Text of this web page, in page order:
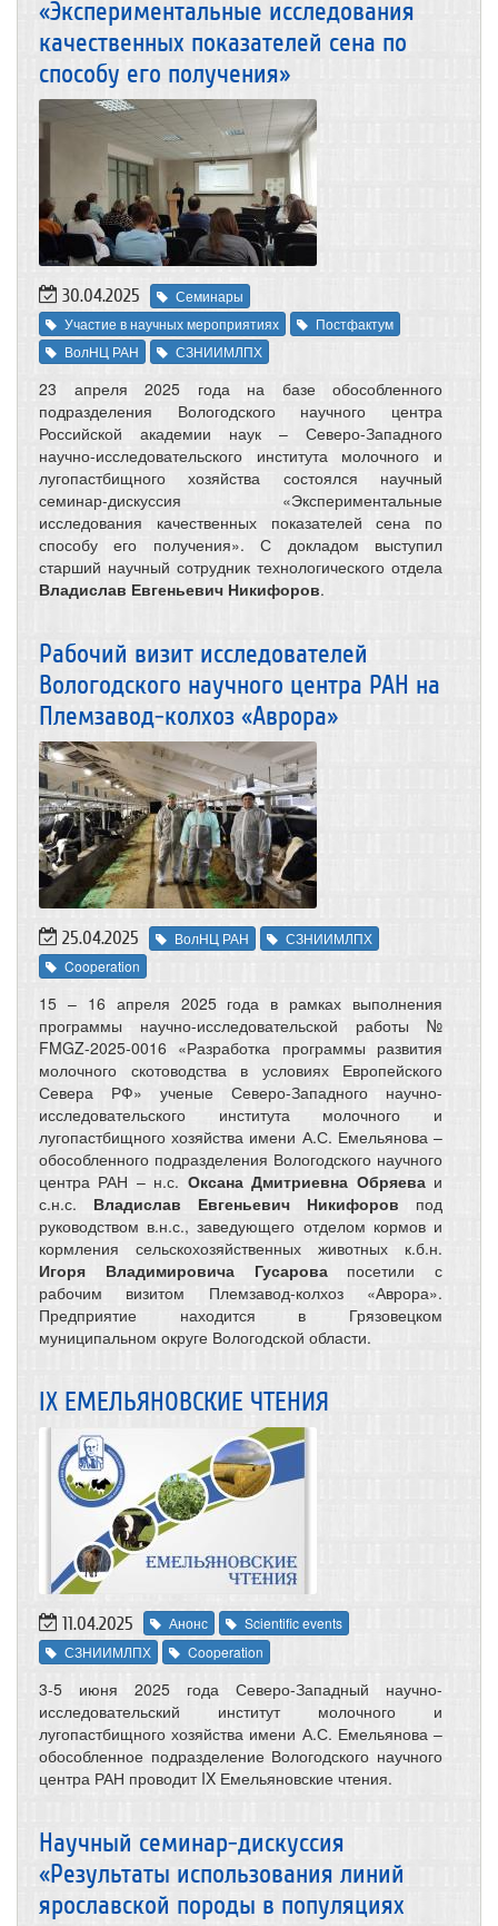
«Экспериментальные исследования
качественных показателей сена по
способу его получения»
30.04.2025
Семинары
Участие в научных мероприятиях
Постфактум
ВолНЦ РАН
СЗНИИМЛПХ
23 апреля 2025 года на базе обособленного
подразделения Вологодского научного центра
Российской академии наук – Северо-Западного
научно-исследовательского института молочного и
лугопастбищного хозяйства состоялся научный
семинар-дискуссия «Экспериментальные
исследования качественных показателей сена по
способу его получения». С докладом выступил
старший научный сотрудник технологического отдела
Владислав Евгеньевич Никифоров.
Рабочий визит исследователей
Вологодского научного центра РАН на
Племзавод-колхоз «Аврора»
25.04.2025 ВолНЦ РАН
СЗНИИМЛПХ
Cooperation
15 – 16 апреля 2025 года в рамках выполнения
программы научно-исследовательской работы №
FMGZ-2025-0016 «Разработка программы развития
молочного скотоводства в условиях Европейского
Севера РФ» ученые Северо-Западного научно-
исследовательского института молочного и
лугопастбищного хозяйства имени А.С. Емельянова –
обособленного подразделения Вологодского научного
центра РАН – н.с. Оксана Дмитриевна Обряеваи
с.н.с. Владислав Евгеньевич Никифоров под
руководством в.н.с., заведующего отделом кормов и
кормления сельскохозяйственных животных к.б.н.
Игоря Владимировича Гусаровапосетили с
рабочим визитом Племзавод-колхоз «Аврора».
Предприятие находится в Грязовецком
муниципальном округе Вологодской области.
IX ЕМЕЛЬЯНОВСКИЕ ЧТЕНИЯ
11.04.2025 Анонс
Scientific events
СЗНИИМЛПХ
Cooperation
3-5 июня 2025 года Северо-Западный научно-
исследовательский институт молочного и
лугопастбищного хозяйства имени А.С. Емельянова –
обособленное подразделение Вологодского научного
центра РАН проводит IX Емельяновские чтения.
Научный семинар-дискуссия
«Результаты использования линий
ярославской породы в популяциях